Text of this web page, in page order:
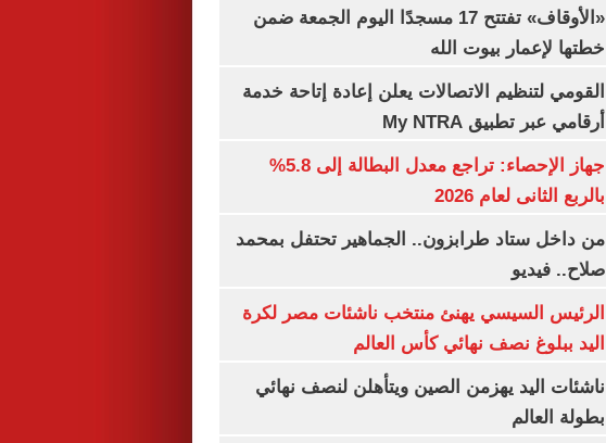
«الأوقاف» تفتتح 17 مسجدًا اليوم الجمعة ضمن
خطتها لإعمار بيوت الله
القومي لتنظيم الاتصالات يعلن إعادة إتاحة خدمة
أرقامي عبر تطبيق My NTRA
جهاز الإحصاء: تراجع معدل البطالة إلى 5.8%
بالربع الثانى لعام 2026
من داخل ستاد طرابزون.. الجماهير تحتفل بمحمد
صلاح.. فيديو
الرئيس السيسي يهنئ منتخب ناشئات مصر لكرة
اليد ببلوغ نصف نهائي كأس العالم
ناشئات اليد يهزمن الصين ويتأهلن لنصف نهائي
بطولة العالم